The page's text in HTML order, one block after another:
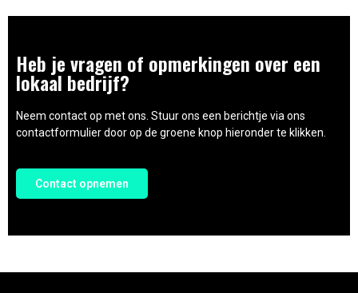
Heb je vragen of opmerkingen over een
lokaal bedrijf?
Neem contact op met ons. Stuur ons een berichtje via ons
contactformulier door op de groene knop hieronder te klikken.
Contact opnemen